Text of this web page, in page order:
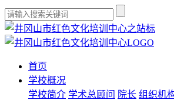
首页
学校概况
学校简介 学术总顾问 院长 组织机